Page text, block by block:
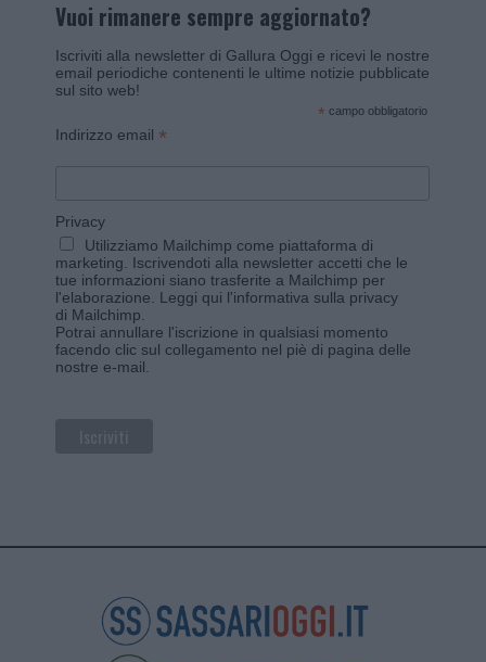
Vuoi rimanere sempre aggiornato?
Iscriviti alla newsletter di Gallura Oggi e ricevi le nostre
email periodiche contenenti le ultime notizie pubblicate
sul sito web!
* campo obbligatorio
Indirizzo email *
Privacy
Utilizziamo Mailchimp come piattaforma di
marketing. Iscrivendoti alla newsletter accetti che le
tue informazioni siano trasferite a Mailchimp per
l'elaborazione. Leggi qui l'informativa sulla privacy
di Mailchimp
Potrai annullare l'iscrizione in qualsiasi momento
facendo clic sul collegamento nel piè di pagina delle
nostre e-mail.